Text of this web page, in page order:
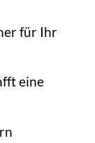
für Ihr
eine